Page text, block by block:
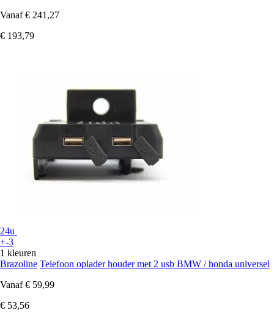
Vanaf € 241,27
€ 193,79
24u
+-3
1 kleuren
Brazoline Telefoon oplader houder met 2 usb BMW / honda universel
Vanaf € 59,99
€ 53,56